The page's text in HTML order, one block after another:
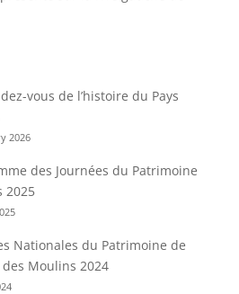
vous de l’histoire du Pays
2026
des Journées du Patrimoine
2025
Nationales du Patrimoine de
des Moulins 2024